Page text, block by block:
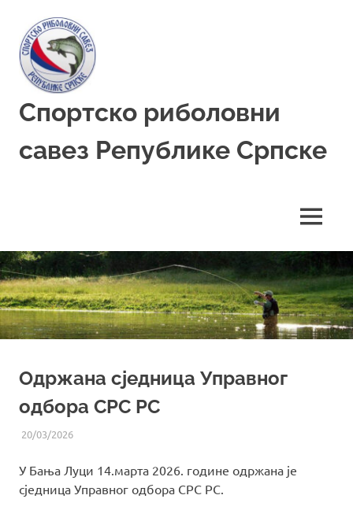
content
Спортско риболовни
савез Републике Српске
MENU
Одржана сједница Управног
одбора СРС РС
20/03/2026UREDNIK
ВИЈЕСТИ ИЗ СРС РС
У Бања Луци 14.марта 2026. године одржана је
сједница Управног одбора СРС РС.